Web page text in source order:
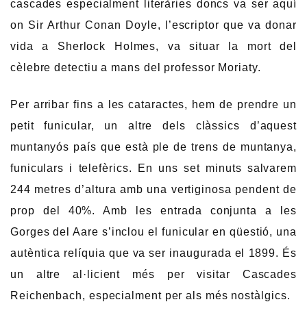
cascades especialment literàries doncs va ser aquí
on Sir Arthur Conan Doyle, l’escriptor que va donar
vida a Sherlock Holmes, va situar la mort del
cèlebre detectiu a mans del professor Moriaty.
Per arribar fins a les cataractes, hem de prendre un
petit funicular, un altre dels clàssics d’aquest
muntanyós país que està ple de trens de muntanya,
funiculars i telefèrics. En uns set minuts salvarem
244 metres d’altura amb una vertiginosa pendent de
prop del 40%. Amb les entrada conjunta a les
Gorges del Aare s’inclou el funicular en qüestió, una
autèntica relíquia que va ser inaugurada el 1899. És
un altre al·licient més per visitar Cascades
Reichenbach, especialment per als més nostàlgics.